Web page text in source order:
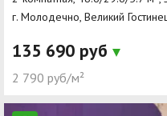
г. Молодечно, Великий
135 690 руб
2 790 руб/м²